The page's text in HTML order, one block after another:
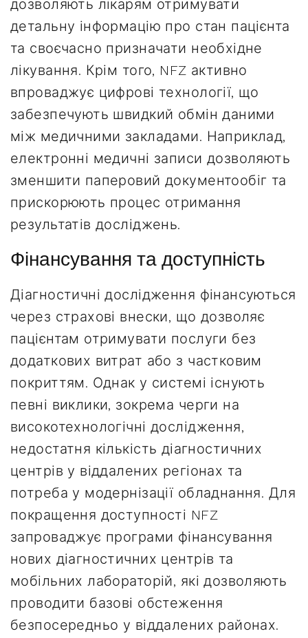
дозволяють лікарям отримувати
детальну інформацію про стан пацієнта
та своєчасно призначати необхідне
лікування. Крім того, NFZ активно
впроваджує цифрові технології, що
забезпечують швидкий обмін даними
між медичними закладами. Наприклад,
електронні медичні записи дозволяють
зменшити паперовий документообіг та
прискорюють процес отримання
результатів досліджень.
Фінансування та доступність
Діагностичні дослідження фінансуються
через страхові внески, що дозволяє
пацієнтам отримувати послуги без
додаткових витрат або з частковим
покриттям. Однак у системі існують
певні виклики, зокрема черги на
високотехнологічні дослідження,
недостатня кількість діагностичних
центрів у віддалених регіонах та
потреба у модернізації обладнання. Для
покращення доступності NFZ
запроваджує програми фінансування
нових діагностичних центрів та
мобільних лабораторій, які дозволяють
проводити базові обстеження
безпосередньо у віддалених районах.